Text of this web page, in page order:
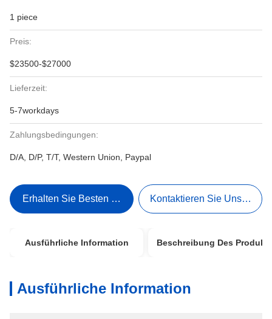
1 piece
Preis:
$23500-$27000
Lieferzeit:
5-7workdays
Zahlungsbedingungen:
D/A, D/P, T/T, Western Union, Paypal
Erhalten Sie Besten Preis Kontaktieren Sie Uns Jetzt
Ausführliche Information Beschreibung Des
Ausführliche Information